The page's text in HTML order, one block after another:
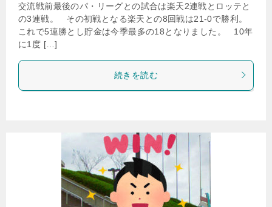
交流戦前最後のパ・リーグとの試合は楽天2連戦とロッテと
の3連戦。 その初戦となる楽天との8回戦は21-0で勝利。
これで5連勝とし貯金は今季最多の18となりました。 10年
に1度 […]
続きを読む